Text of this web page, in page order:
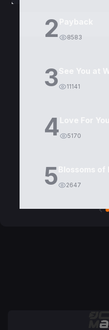
2 8583
3 11141
4 5170
5 2647